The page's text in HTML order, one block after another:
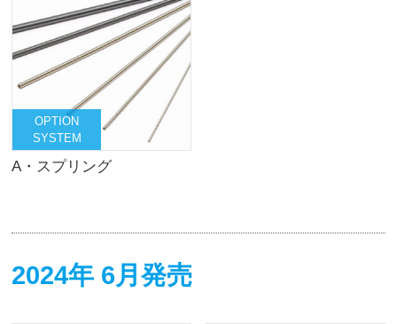
OPTION
SYSTEM
A・スプリング
2024年 6月発売